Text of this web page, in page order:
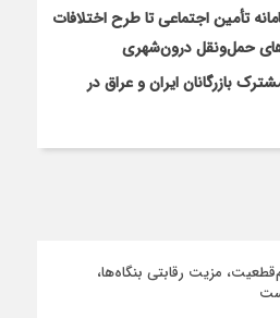
تأمین اجتماعی تا طرح اختلافات
حمل‌ونقل درون‌شهری
بازرگانان ایران و عراق در
مزیت رقابتی بنگاه‌ها،